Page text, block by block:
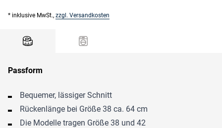
* inklusive MwSt., zzgl. Versandkosten
Passform
Bequemer, lässiger Schnitt
Rückenlänge bei Größe 38 ca. 64 cm
Die Modelle tragen Größe 38 und 42